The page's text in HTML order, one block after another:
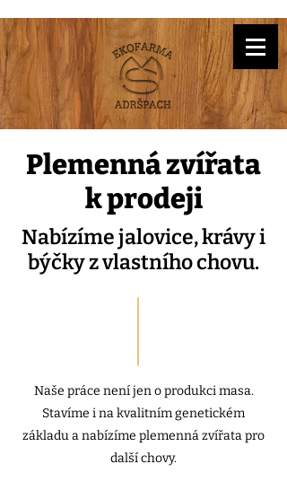
Plemenná zvířata
k prodeji
Nabízíme jalovice, krávy i
býčky z vlastního chovu.
Naše práce není jen o produkci masa.
Stavíme i na kvalitním genetickém
základu a nabízíme plemenná zvířata pro
další chovy.